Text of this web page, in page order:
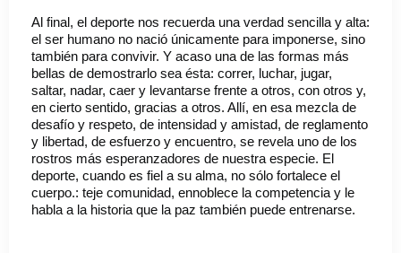
Al final, el deporte nos recuerda una verdad sencilla y alta:
el ser humano no nació únicamente para imponerse, sino
también para convivir. Y acaso una de las formas más
bellas de demostrarlo sea ésta: correr, luchar, jugar,
saltar, nadar, caer y levantarse frente a otros, con otros y,
en cierto sentido, gracias a otros. Allí, en esa mezcla de
desafío y respeto, de intensidad y amistad, de reglamento
y libertad, de esfuerzo y encuentro, se revela uno de los
rostros más esperanzadores de nuestra especie. El
deporte, cuando es fiel a su alma, no sólo fortalece el
cuerpo.: teje comunidad, ennoblece la competencia y le
habla a la historia que la paz también puede entrenarse.